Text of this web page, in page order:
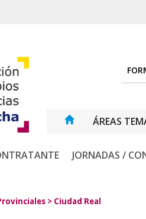
ÁREAS
JORNADAS /
> Ciudad Real